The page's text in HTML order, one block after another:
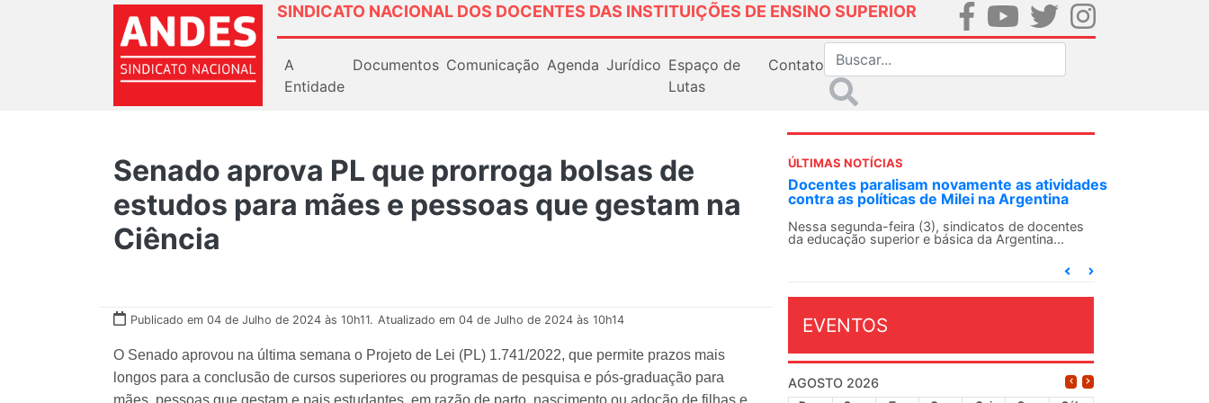
SINDICATO NACIONAL DOS DOCENTES DAS INSTITUIÇÕES DE ENSINO SUPERIOR
A
Entidade
Documentos Comunicação Agenda Jurídico Espaço de
Lutas
Contato
Senado aprova PL que prorroga bolsas de
estudos para mães e pessoas que gestam na
Ciência
Publicado em 04 de Julho de 2024 às 10h11. Atualizado em 04 de Julho de 2024 às 10h14
O Senado aprovou na última semana o Projeto de Lei (PL) 1.741/2022, que permite prazos mais
longos para a conclusão de cursos superiores ou programas de pesquisa e pós-graduação para
mães, pessoas que gestam e pais estudantes, em razão de parto, nascimento ou adoção de filhas e
ÚLTIMAS NOTÍCIAS
ANDES-SN convoca docentes para Dia de
Solidariedade Internacionalista com Cuba em
13 de agosto
O ANDES-SN conclama suas seções sindicais e o
EVENTOS